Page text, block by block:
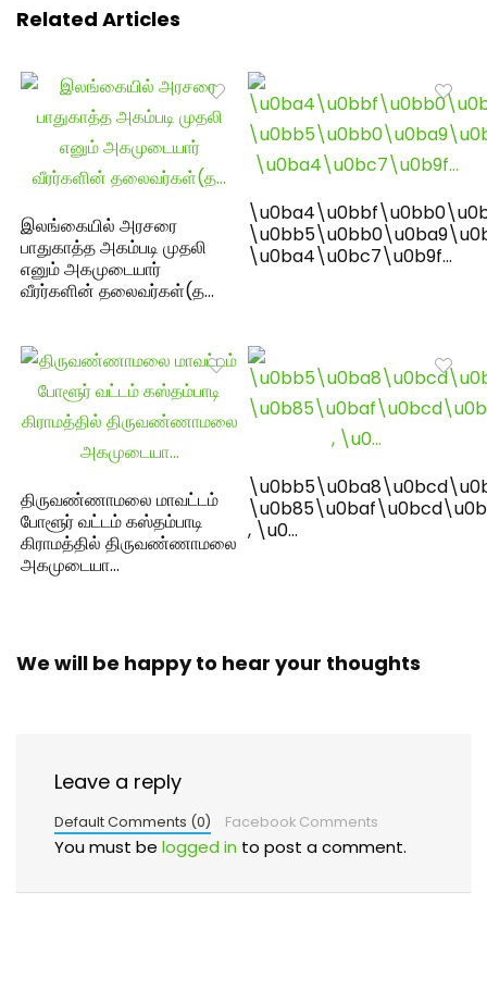
Related Articles
இலங்கையில் அரசரை
பாதுகாத்த அகம்படி முதலி
எனும் அகமுடையார்
வீரர்களின் தலைவர்கள்(த…
\u0ba4\u0bc7\u0b9f…
திருவண்ணாமலை மாவட்டம்
போளூர் வட்டம் கஸ்தம்பாடி
கிராமத்தில் திருவண்ணாமலை
அகமுடையா…
, \u0…
We will be happy to hear your thoughts
Leave a reply
Default Comments (0) Facebook Comments
You must be logged in to post a comment.